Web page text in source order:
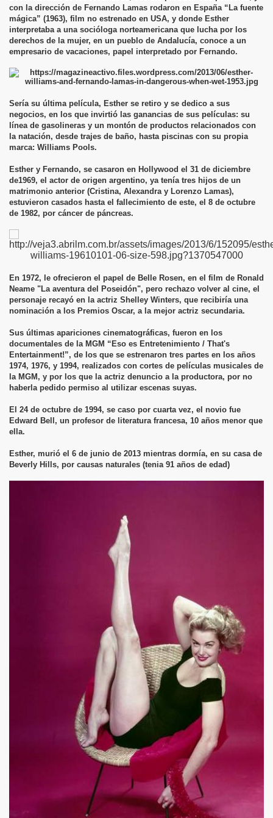
con la dirección de Fernando Lamas rodaron en España “La fuente
mágica” (1963), film no estrenado en USA, y donde Esther
interpretaba a una socióloga norteamericana que lucha por los
derechos de la mujer, en un pueblo de Andalucía, conoce a un
empresario de vacaciones, papel interpretado por Fernando.
Sería su última película, Esther se retiro y se dedico a sus
negocios, en los que invirtió las ganancias de sus películas: su
línea de gasolineras y un montón de productos relacionados con
la natación, desde trajes de baño, hasta piscinas con su propia
marca: Williams Pools.
Esther y Fernando, se casaron en Hollywood el 31 de diciembre
de1969, el actor de origen argentino, ya tenía tres hijos de un
matrimonio anterior (Cristina, Alexandra y Lorenzo Lamas),
estuvieron casados hasta el fallecimiento de este, el 8 de octubre
de 1982, por cáncer de páncreas.
En 1972, le ofrecieron el papel de Belle Rosen, en el film de Ronald
Neame "La aventura del Poseidón", pero rechazo volver al cine, el
personaje recayó en la actriz Shelley Winters, que recibiría una
nominación a los Premios Oscar, a la mejor actriz secundaria.
Sus últimas apariciones cinematográficas, fueron en los
documentales de la MGM “Eso es Entretenimiento / That's
Entertainment!”, de los que se estrenaron tres partes en los años
1974, 1976, y 1994, realizados con cortes de películas musicales de
la MGM, y por los que la actriz denuncio a la productora, por no
haberla pedido permiso al utilizar escenas suyas.
El 24 de octubre de 1994, se caso por cuarta vez, el novio fue
Edward Bell, un profesor de literatura francesa, 10 años menor que
ella.
Esther, murió el 6 de junio de 2013 mientras dormía, en su casa de
Beverly Hills, por causas naturales (tenia 91 años de edad)